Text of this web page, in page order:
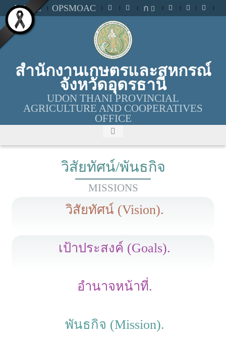
MOAC OPSMOAC ก
สำนักงานเกษตรและสหกรณ์
จังหวัดอุดรธานี
UDON THANI PROVINCIAL
AGRICULTURE AND COOPERATIVES
OFFICE
วิสัยทัศน์/พันธกิจ
MISSIONS
วิสัยทัศน์ (Vision).
เป้าประสงค์ (Goals).
อำนาจหน้าที่.
พันธกิจ (Mission).